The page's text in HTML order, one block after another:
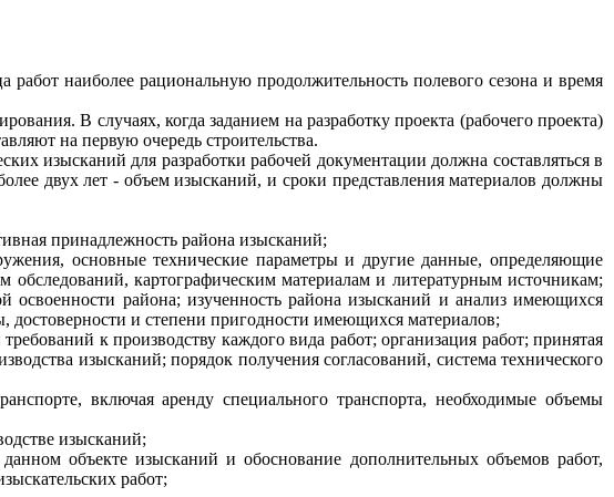
наиболее рациональную продолжительность полевого сезона и время
В случаях, когда заданием на разработку проекта (рабочего проекта)
на первую очередь строительства.
изысканий для разработки рабочей документации должна составляться в
двух лет - объем изысканий, и сроки представления материалов должны
принадлежность района изысканий;
основные технические параметры и другие данные, определяющие
обследований, картографическим материалам и литературным источникам;
освоенности района; изученность района изысканий и анализ имеющихся
достоверности и степени пригодности имеющихся материалов;
к производству каждого вида работ; организация работ; принятая
изысканий; порядок получения согласований, система технического
включая аренду специального транспорта, необходимые объемы
изысканий;
объекте изысканий и обоснование дополнительных объемов работ,
работ;